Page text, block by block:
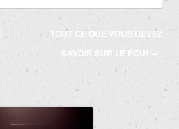
TOUT CE QUE VOUS DEVEZ
SAVOIR SUR LE PCU!
→